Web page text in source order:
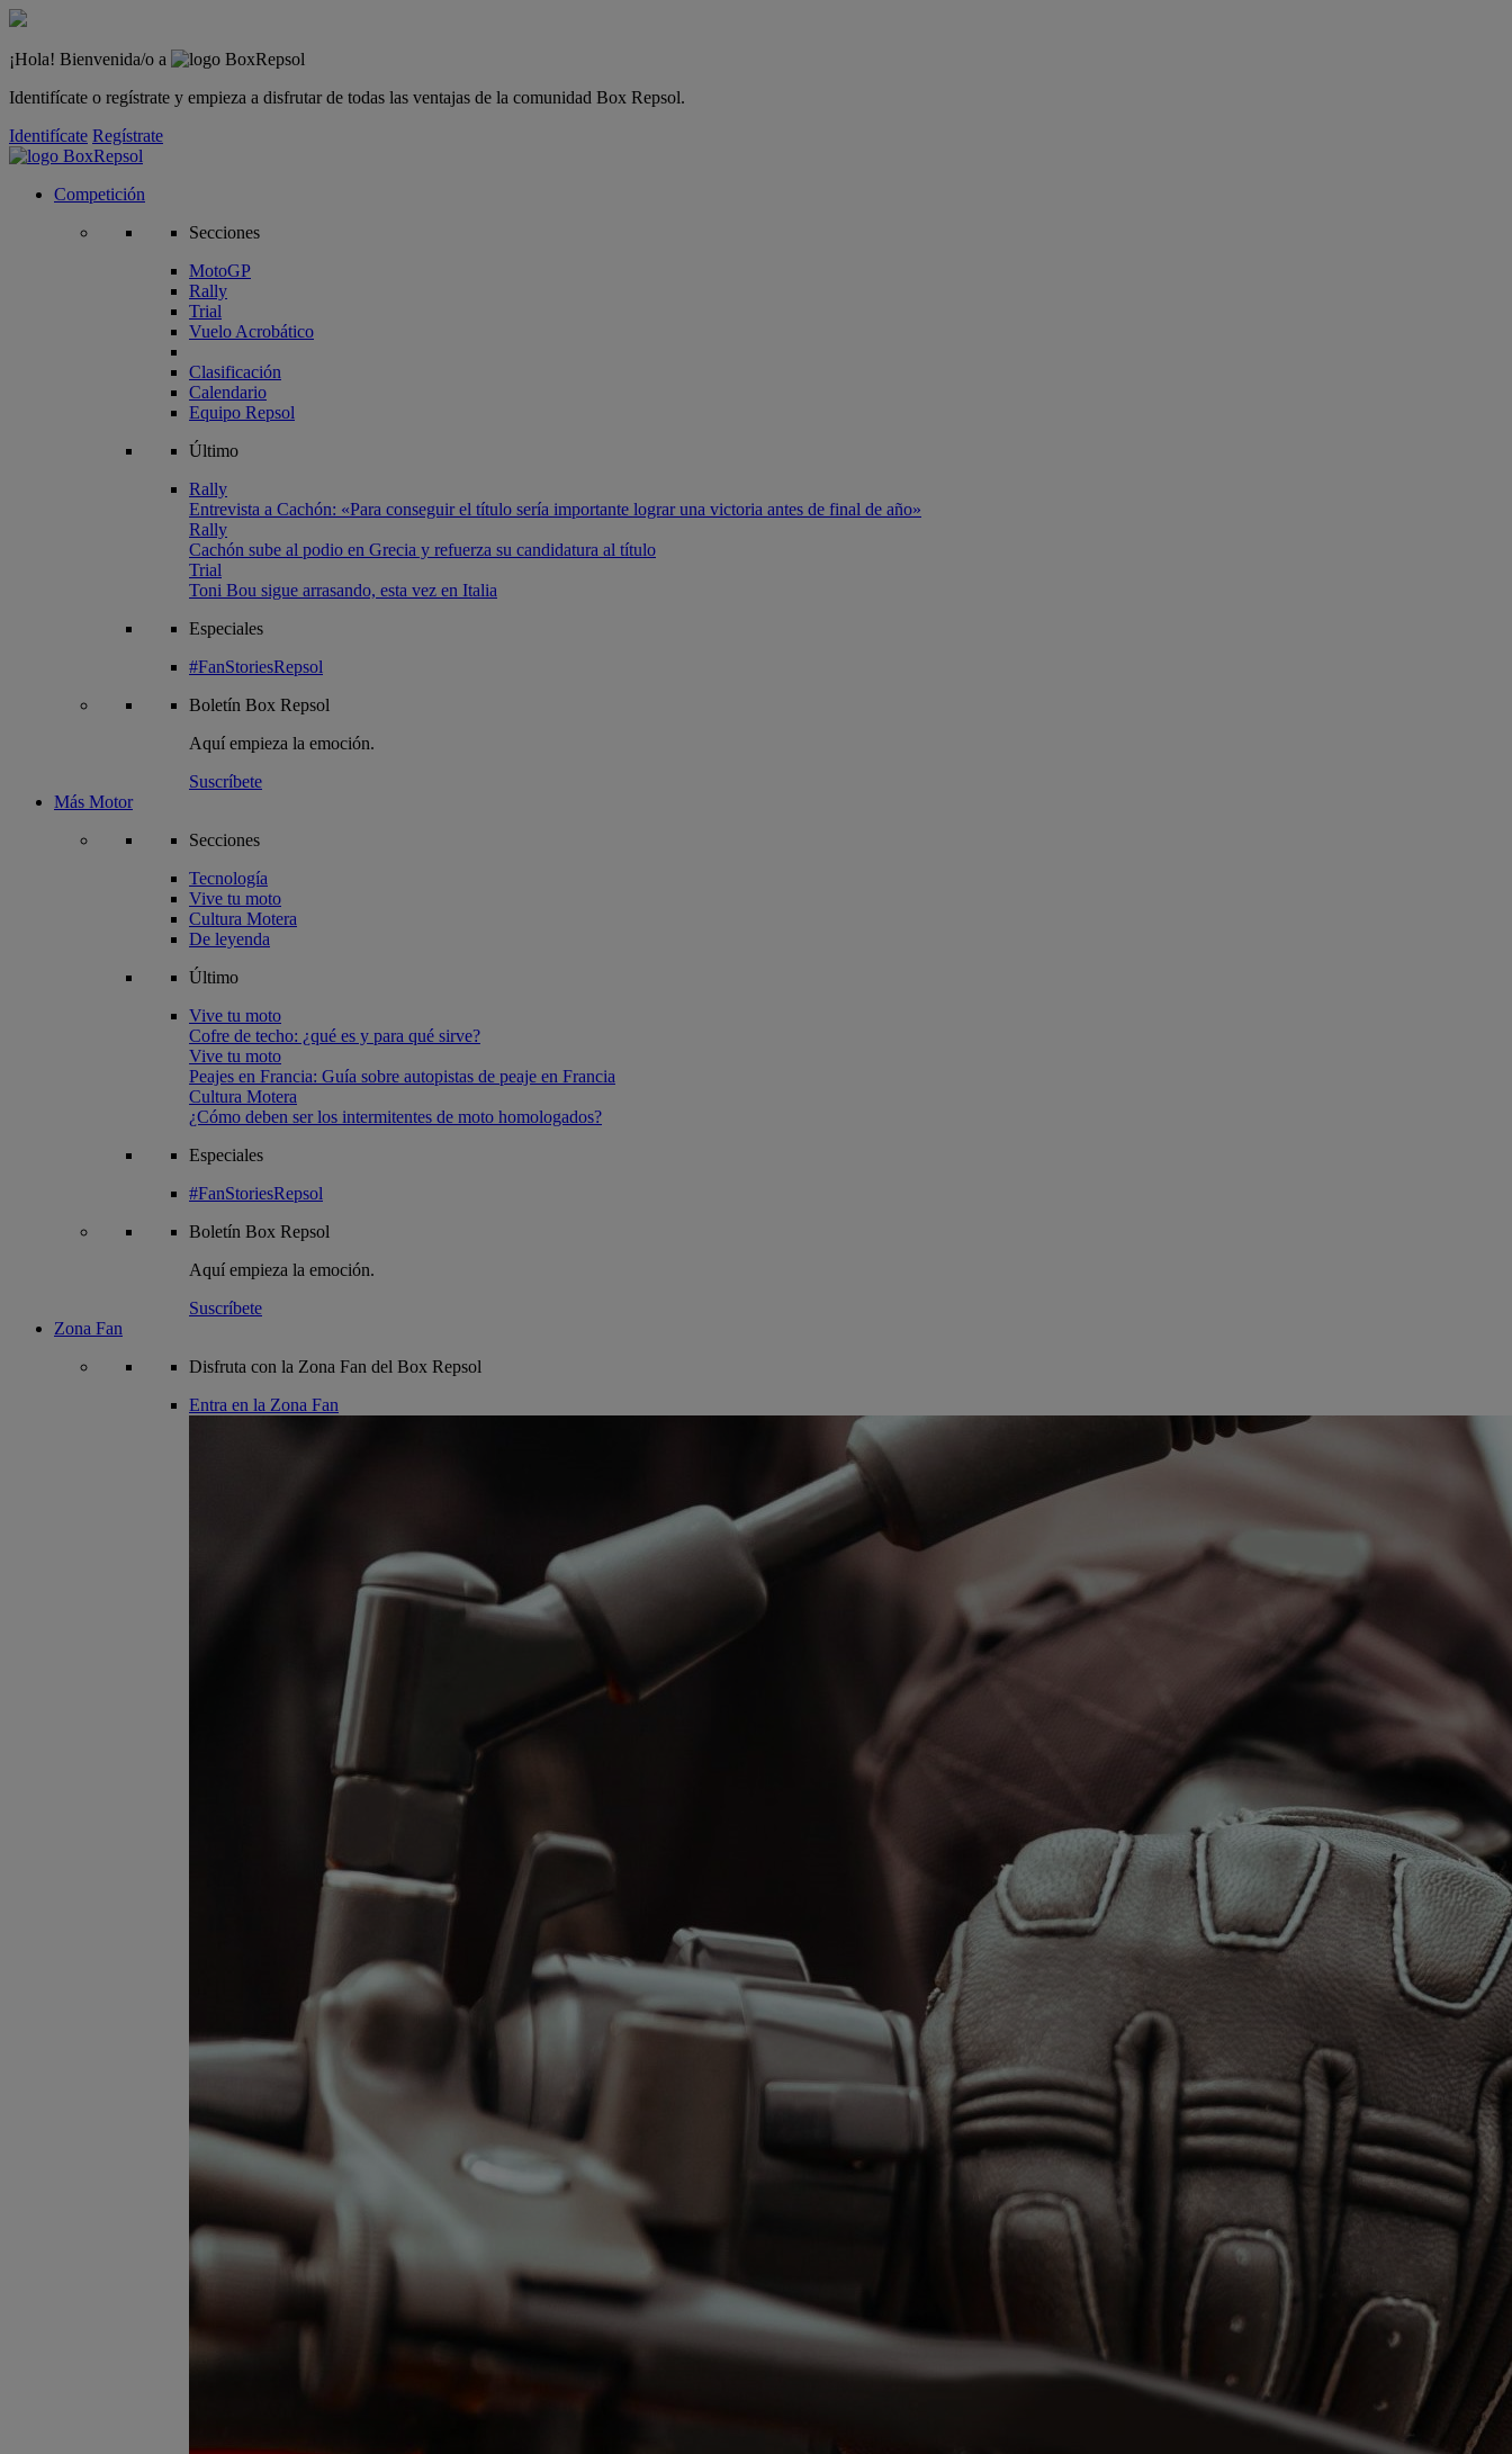
¡Hola! Bienvenida/o a
Identifícate o regístrate y empieza a disfrutar de todas las ventajas de la comunidad Box Repsol.
Identifícate Regístrate
Competición
Secciones
MotoGP
Rally
Trial
Vuelo Acrobático
Clasificación
Calendario
Equipo Repsol
Último
Rally
Entrevista a Cachón: «Para conseguir el título sería importante lograr una victoria antes de final de año»
Rally
Cachón sube al podio en Grecia y refuerza su candidatura al título
Trial
Toni Bou sigue arrasando, esta vez en Italia
Especiales
#FanStoriesRepsol
Boletín Box Repsol
Aquí empieza la emoción.
Suscríbete
Más Motor
Secciones
Tecnología
Vive tu moto
Cultura Motera
De leyenda
Último
Vive tu moto
Cofre de techo: ¿qué es y para qué sirve?
Vive tu moto
Peajes en Francia: Guía sobre autopistas de peaje en Francia
Cultura Motera
¿Cómo deben ser los intermitentes de moto homologados?
Especiales
#FanStoriesRepsol
Boletín Box Repsol
Aquí empieza la emoción.
Suscríbete
Zona Fan
Disfruta con la Zona Fan del Box Repsol
Entra en la Zona Fan